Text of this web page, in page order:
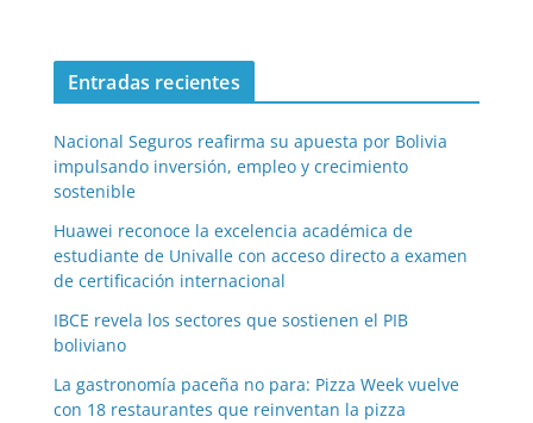
Entradas recientes
Nacional Seguros reafirma su apuesta por Bolivia
impulsando inversión, empleo y crecimiento
sostenible
Huawei reconoce la excelencia académica de
estudiante de Univalle con acceso directo a examen
de certificación internacional
IBCE revela los sectores que sostienen el PIB
boliviano
La gastronomía paceña no para: Pizza Week vuelve
con 18 restaurantes que reinventan la pizza